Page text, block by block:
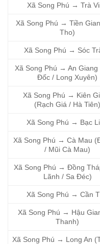
Xã Song Phú → Trà
Xã Song Phú → Tiền
Tho)
Xã Song Phú → Sóc
Xã Song Phú → An Giang
Đốc / Long Xuyên)
Xã Song Phú → Kiên
(Rạch Giá / Hà Tiên)
Xã Song Phú → Bạc
Xã Song Phú → Cà Mau
/ Mũi Cà Mau)
Xã Song Phú → Đồng
Lãnh / Sa Đéc)
Xã Song Phú → Cần
Xã Song Phú → Hậu
Thanh)
Xã Song Phú → Long An